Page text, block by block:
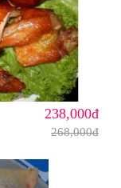
238,000đ
268,000đ